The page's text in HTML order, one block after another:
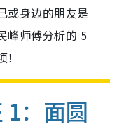
或身边的朋友是
峰师傅分析的 5
1：面圆